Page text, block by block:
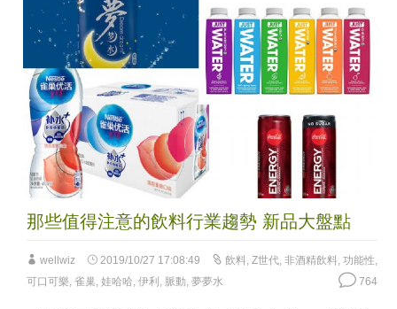
那些值得注意的飲料行業趨勢 新品大盤點
wellwiz 2019/10/27 17:08:49 飲料 Z世代 非酒精飲料 功能性
可口可樂 雀巢 娃哈哈 伊利 脈動 夢夢水 764